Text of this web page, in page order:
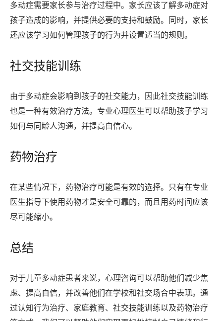
多动症需要家长参与治疗过程中。家长应该了解多动症对
孩子造成的影响，并提供必要的支持和鼓励。同时，家长
还应该学习如何管理孩子的行为并设置适当的规则。
社交技能训练
由于多动症会影响到孩子的社交能力，因此社交技能训练
也是一种有效治疗方法。专业心理医生可以帮助孩子学习
如何与同龄人沟通，并提高自信心。
药物治疗
在某些情况下，药物治疗可能是有效的选择。只有在专业
医生指导下使用药物才是安全可靠的，而且用药时间应该
尽可能缩小。
总结
对于儿童多动症患者来说，心理咨询可以帮助他们减少焦
虑、提高自信，并改善他们在学校和社交场合中表现。通
过认知行为治疗、家庭教育、社交技能训练以及药物治疗